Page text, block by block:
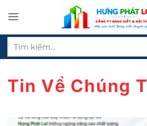
qua
dung
Tìm
Tin Về Chúng